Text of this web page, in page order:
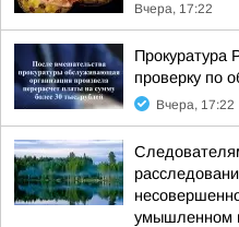
Вчера, 17:22
Прокуратура
проверку по
Вчера, 17:22
умышленном